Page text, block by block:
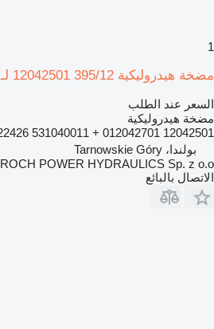
1
مضخة هيدروليكية 395/12 12042501 لـ حفارة
السعر عند الطلب
مضخة هيدروليكية
12042501 012042701 + 531040011 1022426
بولندا، Tarnowskie Góry
ROCH POWER HYDRAULICS Sp. z o.o.
الاتصال بالبائع